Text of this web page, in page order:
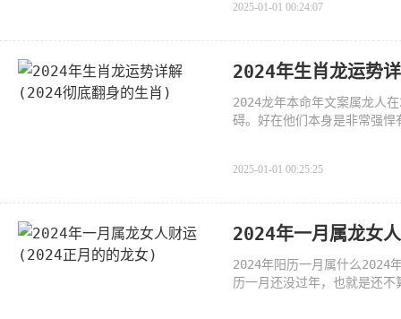
2025-01-01 00:24:07
2024年生肖龙运势
2024龙年本命年文案属龙人
碍。好在他们本身是非常强
2025-01-01 00:25:25
2024年一月属龙女
2024年阳历一月属什么2024
历一月还没过年，也就是还